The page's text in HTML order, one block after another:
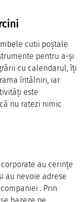
cutii poștale
pentru a-și
cu calendarul, îți
întâlniri, iar
este
nu ratezi nimic
au cerințe
au nevoie adrese
. Prin